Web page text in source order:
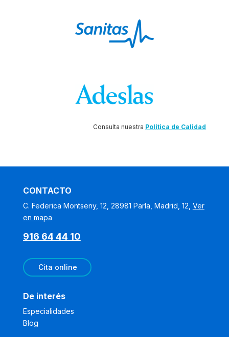
Consulta nuestra Política de Calidad
CONTACTO
C. Federica Montseny, 12, 28981 Parla, Madrid, 12, Ver
en mapa
916 64 44 10
Cita online
De interés
Especialidades
Blog